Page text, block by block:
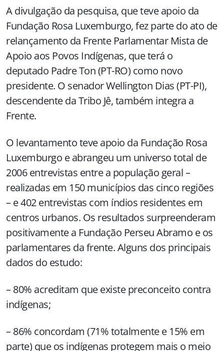
A divulgação da pesquisa, que teve apoio da
Fundação Rosa Luxemburgo, fez parte do ato de
relançamento da Frente Parlamentar Mista de
Apoio aos Povos Indígenas, que terá o
deputado Padre Ton (PT-RO) como novo
presidente. O senador Wellington Dias (PT-PI),
descendente da Tribo Jê, também integra a
Frente.
O levantamento teve apoio da Fundação Rosa
Luxemburgo e abrangeu um universo total de
2006 entrevistas entre a população geral –
realizadas em 150 municípios das cinco regiões
– e 402 entrevistas com índios residentes em
centros urbanos. Os resultados surpreenderam
positivamente a Fundação Perseu Abramo e os
parlamentares da frente. Alguns dos principais
dados do estudo:
– 80% acreditam que existe preconceito contra
indígenas;
– 86% concordam (71% totalmente e 15% em
parte) que os indígenas protegem mais o meio